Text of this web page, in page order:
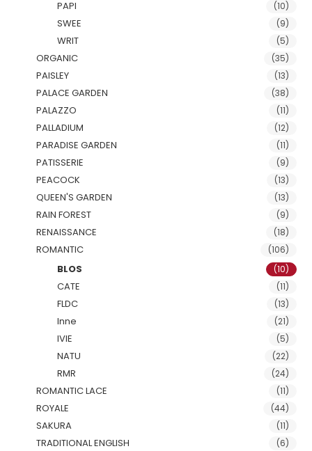
PAPI (10)
SWEE (9)
WRIT (5)
ORGANIC (35)
PAISLEY (13)
PALACE GARDEN (38)
PALAZZO (11)
PALLADIUM (12)
PARADISE GARDEN (11)
PATISSERIE (9)
PEACOCK (13)
QUEEN'S GARDEN (13)
RAIN FOREST (9)
RENAISSANCE (18)
ROMANTIC (106)
BLOS (10)
CATE (11)
FLDC (13)
Inne (21)
IVIE (5)
NATU (22)
RMR (24)
ROMANTIC LACE (11)
ROYALE (44)
SAKURA (11)
TRADITIONAL ENGLISH (6)